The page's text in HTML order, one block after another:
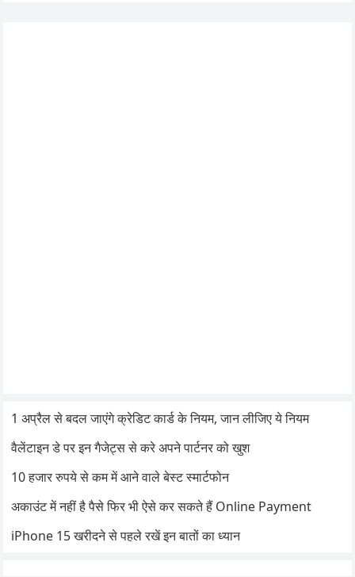
1 अप्रैल से बदल जाएंगे क्रेडिट कार्ड के नियम, जान लीजिए ये नियम
वैलेंटाइन डे पर इन गैजेट्स से करे अपने पार्टनर को खुश
10 हजार रुपये से कम में आने वाले बेस्ट स्मार्टफोन
अकाउंट में नहीं है पैसे फिर भी ऐसे कर सकते हैं Online Payment
iPhone 15 खरीदने से पहले रखें इन बातों का ध्यान